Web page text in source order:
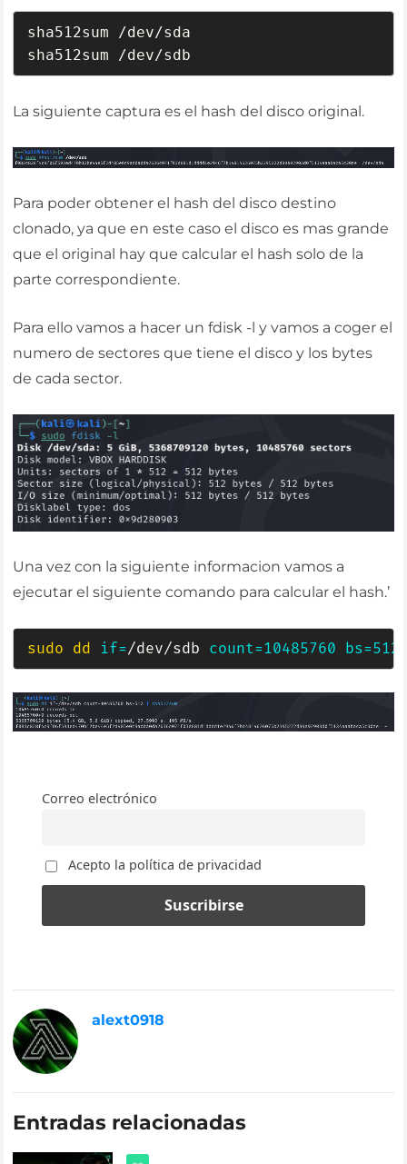
sha512sum /dev/sda
sha512sum /dev/sdb
La siguiente captura es el hash del disco original.
Para poder obtener el hash del disco destino
clonado, ya que en este caso el disco es mas grande
que el original hay que calcular el hash solo de la
parte correspondiente.
Para ello vamos a hacer un fdisk -l y vamos a coger el
numero de sectores que tiene el disco y los bytes
de cada sector.
Una vez con la siguiente informacion vamos a
ejecutar el siguiente comando para calcular el hash.’
sudo dd if=/dev/sdb count=10485760 bs=512
Correo electrónico
Acepto la política de privacidad
alext0918
Entradas relacionadas